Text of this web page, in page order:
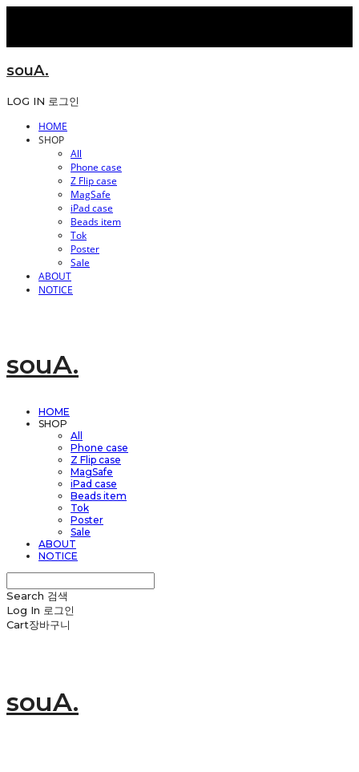
souA.
LOG IN 로그인
HOME
SHOP
All
Phone case
Z Flip case
MagSafe
iPad case
Beads item
Tok
Poster
Sale
ABOUT
NOTICE
souA.
HOME
SHOP
All
Phone case
Z Flip case
MagSafe
iPad case
Beads item
Tok
Poster
Sale
ABOUT
NOTICE
Search 검색
Log In 로그인
Cart장바구니
souA.